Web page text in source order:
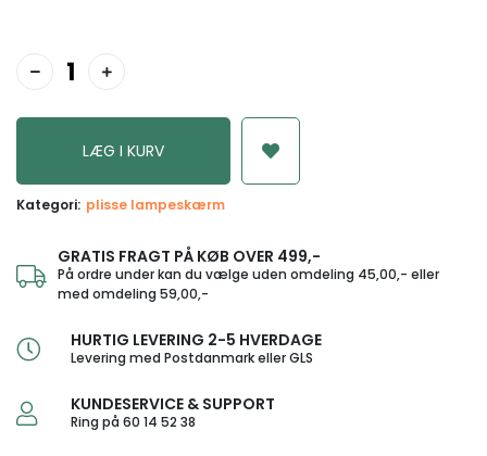
Kategori: plisse lampeskærm
GRATIS FRAGT PÅ KØB OVER 499,-
På ordre under kan du vælge uden omdeling 45,00,- eller
med omdeling 59,00,-
HURTIG LEVERING 2-5 HVERDAGE
Levering med Postdanmark eller GLS
KUNDESERVICE & SUPPORT
Ring på 60 14 52 38